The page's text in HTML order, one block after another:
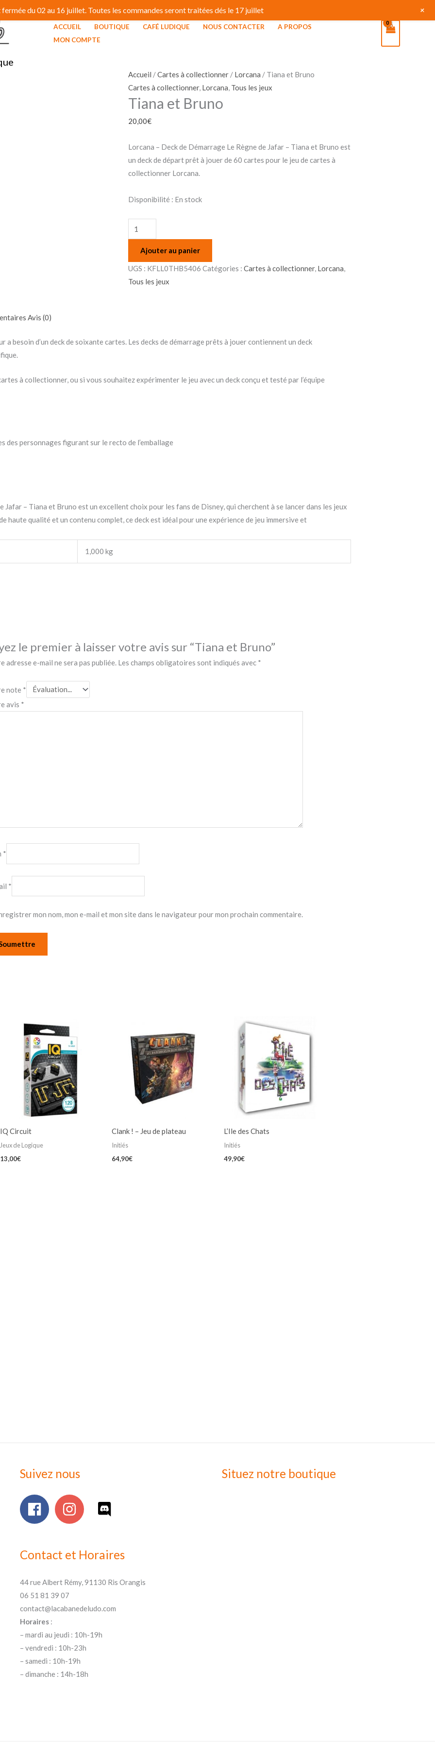
ACCUEIL BOUTIQUE CAFÉ LUDIQUE NOUS CONTACTER
A PROPOS
MON COMPTE
Accueil /Cartes à collectionner / Lorcana / Tiana et Bruno
Cartes à collectionner, Lorcana, Tous les jeux
Tiana et Bruno
20,00€
Lorcana – Deck de Démarrage Le Règne de Jafar – Tiana et Bruno est
un deck de départ prêt à jouer de 60 cartes pour le jeu de cartes à
collectionner Lorcana.
Disponibilité : En stock
et
Bruno
Ajouter au panier
UGS : KFLL0THB5406 Catégories : Cartes à collectionner, Lorcana,
Tous les jeux
Avis (0)
a besoin d’un deck de soixante cartes. Les decks de démarrage prêts à jouer contiennent un deck
à collectionner, ou si vous souhaitez expérimenter le jeu avec un deck conçu et testé par l’équipe
des personnages figurant sur le recto de l’emballage
Jafar – Tiana et Bruno est un excellent choix pour les fans de Disney, qui cherchent à se lancer dans les jeux
haute qualité et un contenu complet, ce deck est idéal pour une expérience de jeu immersive et
1,000 kg
le premier à laisser votre avis sur “Tiana et Bruno”
adresse e-mail ne sera pas publiée. Les champs obligatoires sont indiqués avec *
note *
avis *
*
*
mon nom, mon e-mail et mon site dans le navigateur pour mon prochain commentaire.
IQ Circuit
Jeux de Logique
13,00€
Clank ! – Jeu de plateau
Initiés
64,90€
L’Ile des Chats
Initiés
49,90€
Suivez nous
Contact et Horaires
44 rue Albert Rémy, 91130 Ris Orangis
06 51 81 39 07
contact@lacabanedeludo.com
Horaires:
– mardi au jeudi : 10h-19h
– vendredi : 10h-23h
– samedi : 10h-19h
– dimanche : 14h-18h
Situez notre boutique
fermée du 02 au 16 juillet. Toutes les commandes seront traitées dés le 17 juillet +